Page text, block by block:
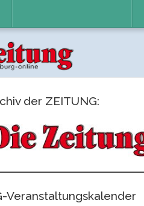
der ZEITUNG:
Veranstaltungskalender